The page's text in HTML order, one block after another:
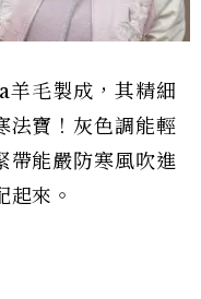
毛製成，其精細
法寶！灰色調能輕
帶能嚴防寒風吹進
來。